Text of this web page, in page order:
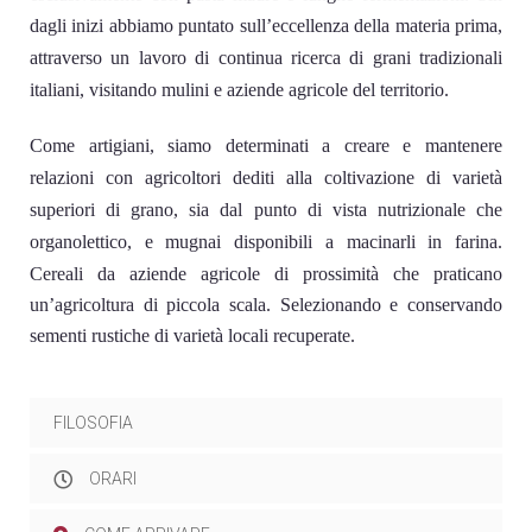
dagli inizi abbiamo puntato sull’eccellenza della materia prima,
attraverso un lavoro di continua ricerca di grani tradizionali
italiani, visitando mulini e aziende agricole del territorio.
Come artigiani, siamo determinati a creare e mantenere
relazioni con agricoltori dediti alla coltivazione di varietà
superiori di grano, sia dal punto di vista nutrizionale che
organolettico, e mugnai disponibili a macinarli in farina.
Cereali da aziende agricole di prossimità che praticano
un’agricoltura di piccola scala. Selezionando e conservando
sementi rustiche di varietà locali recuperate.
FILOSOFIA
ORARI